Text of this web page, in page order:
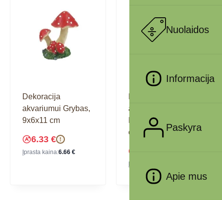
Nuolaidos
Informacija
Paskyra
Apie mus
Dekoracija
akvariumui Grybas,
9x6x11 cm
6.33 € !
Įprasta kaina:6.66 €
akvariumui
Kaukolė, 13x9x12
cm